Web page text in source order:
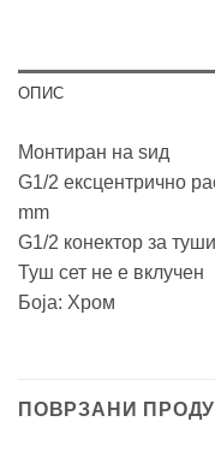
ОПИС
Монтиран на ѕид
G1/2 ексцентрично
mm
G1/2 конектор за
Туш сет не е вклучен
Боја: Хром
ПОВРЗАНИ